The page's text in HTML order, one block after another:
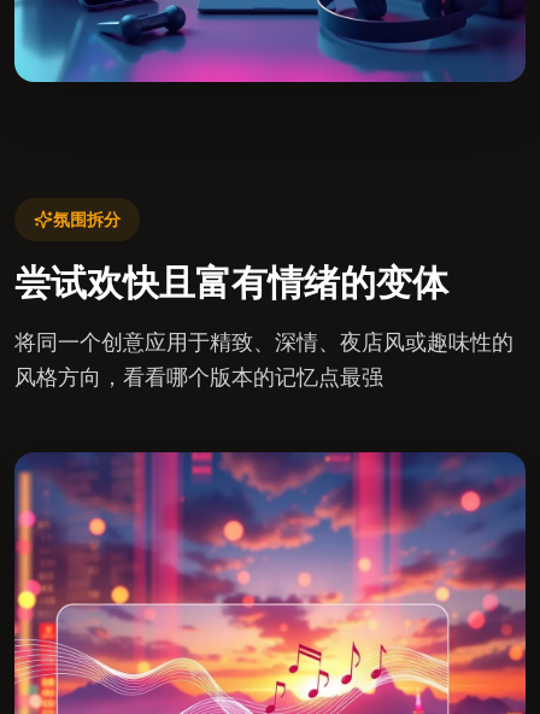
氛围拆分
尝试欢快且富有情绪的变体
将同一个创意应用于精致、深情、夜店风或趣味性的
风格方向，看看哪个版本的记忆点最强